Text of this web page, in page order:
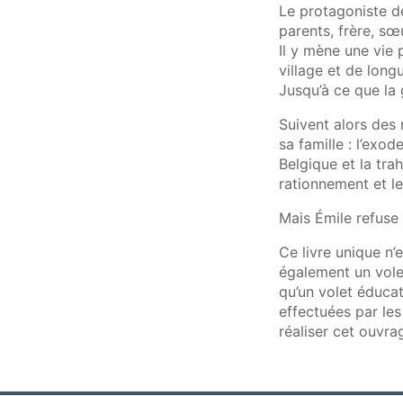
Le protagoniste
parents, frère,
Il y mène une vie
village et de
Jusqu’à ce que
Suivent alors
sa famille :
Belgique et la
rationnement et
Mais Émile
Ce livre unique
également un
qu’un volet
effectuées par
réaliser cet